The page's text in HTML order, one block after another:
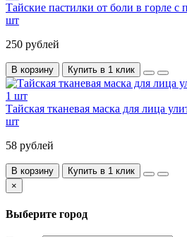
Тайские пастилки от боли в горле с
шт
250 рублей
В корзину Купить в 1 клик
Тайская тканевая маска для лица
шт
58 рублей
В корзину
Купить в 1 клик
×
Выберите город